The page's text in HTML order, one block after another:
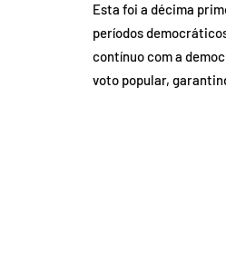
Esta foi a décima
períodos
contínuo com a
voto popular,